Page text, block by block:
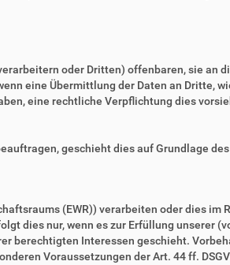
oder Dritten) offenbaren, sie an
eine Übermittlung der Daten an Dritte,
eine rechtliche Verpflichtung dies
geschieht dies auf Grundlage des
(EWR)) verarbeiten oder dies im
dies nur, wenn es zur Erfüllung unserer
berechtigten Interessen geschieht.
Voraussetzungen der Art. 44 ff.